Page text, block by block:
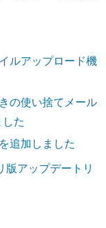
ルアップロード機
の使い捨てメール
た
追加しました
版アップデートリ